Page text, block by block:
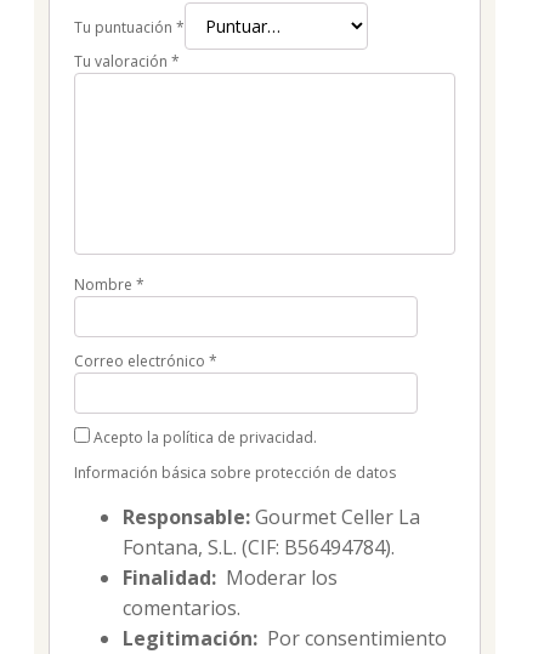
Tu puntuación *
Tu valoración *
Nombre *
Correo electrónico *
Acepto la política de privacidad.
Información básica sobre protección de datos
Responsable:Gourmet Celler La
Fontana, S.L. (CIF: B56494784).
Finalidad: Moderar los
comentarios.
Legitimación: Por consentimiento